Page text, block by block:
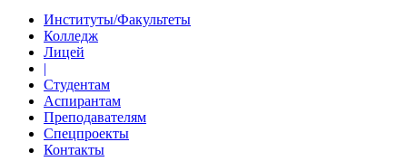
Институты/Факультеты
Колледж
Лицей
|
Студентам
Аспирантам
Преподавателям
Спецпроекты
Контакты